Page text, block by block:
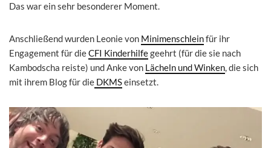
Das war ein sehr besonderer Moment.
Anschließend wurden Leonie von Minimenschleinfür ihr
Engagement für dieCFI Kinderhilfegeehrt (für die sie nach
Kambodscha reiste) und Anke von Lächeln und Winken, die sich
mit ihrem Blog für die DKMSeinsetzt.